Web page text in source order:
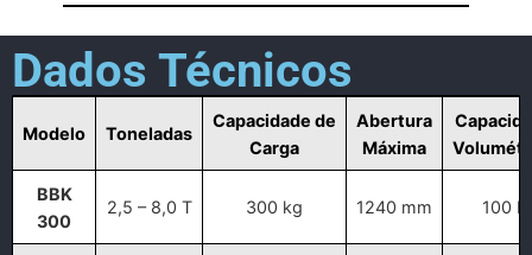
Dados Técnicos
Modelo Toneladas
Capacidade de
Carga
Abertura
Máxima
BBK
300
2,5 – 8,0 T 300 kg 1240 mm 100 L